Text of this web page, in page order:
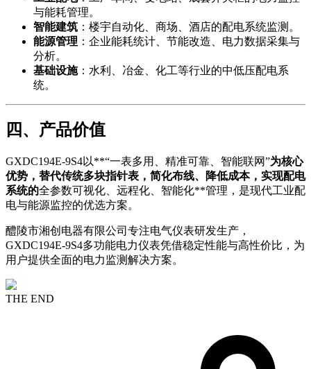
与能耗管理。
智能建筑 ：楼宇自动化、商场、酒店的配电系统监测。
能源管理 ：企业能耗统计、节能改造、电力数据采集与
分析。
基础设施：水利、冶金、化工等行业的中低压配电系
统。
四、产品价值
GXDC194E-9S4以**“一表多用、精准可靠、智能联网”为核心
优势，替代传统多块指针表，简化布线、降低成本，实现配电
系统的全参数可视化、远程化、智能化**管理，是现代工业配
电与能源监控的优选方案。
醴陵市湘创电器有限公司专注电气仪表研发生产，
GXDC194E-9S4多功能电力仪表凭借稳定性能与高性价比，为
用户提供全面的电力监测解决方案。
THE END